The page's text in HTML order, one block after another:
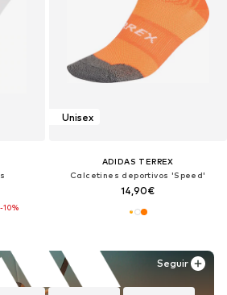
-10%
Seguir
Unisex
ADIDAS TERREX
Calcetines deportivos 'Speed'
14,90€